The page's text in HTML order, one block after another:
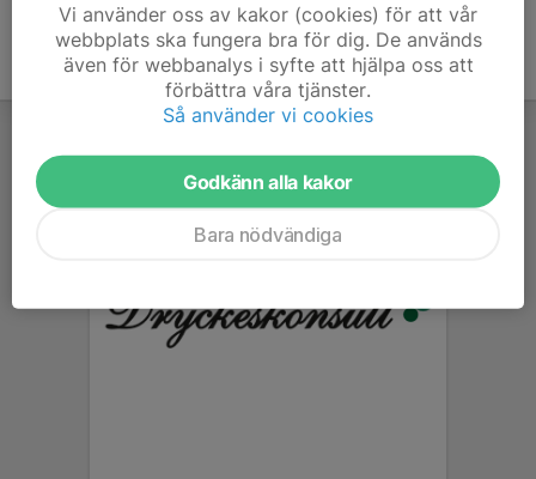
Vi använder oss av kakor (cookies) för att vår
webbplats ska fungera bra för dig. De används
även för webbanalys i syfte att hjälpa oss att
förbättra våra tjänster.
Så använder vi cookies
Godkänn alla kakor
Bara nödvändiga